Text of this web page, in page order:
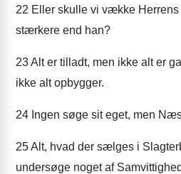
22 Eller skulle vi vække
stærkere end han?
23Alt er tilladt, men ikke alt er
ikke alt opbygger.
24 Ingen søge sit eget, men
25Alt, hvad der sælges i
undersøge noget af